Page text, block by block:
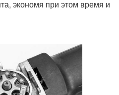
экономя при этом время и